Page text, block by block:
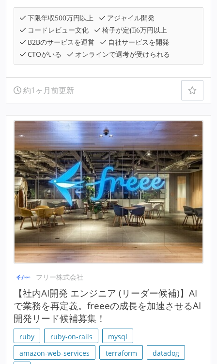
下限年収500万円以上
アジャイル開発
コードレビュー文化
椅子が定価6万円以上
B2Bのサービスを運営
自社サービスを開発
CTOがいる
オンラインで選考が受けられる
約1ヶ月前更新
フリー株式会社
【社内AI開発 エンジニア (リーダー候補)】AI
で業務を再定義。freeeの成長を加速させるAI
開発リード候補募集！
ruby ruby-on-rails
mysql
amazon-web-services
terraform
datadog